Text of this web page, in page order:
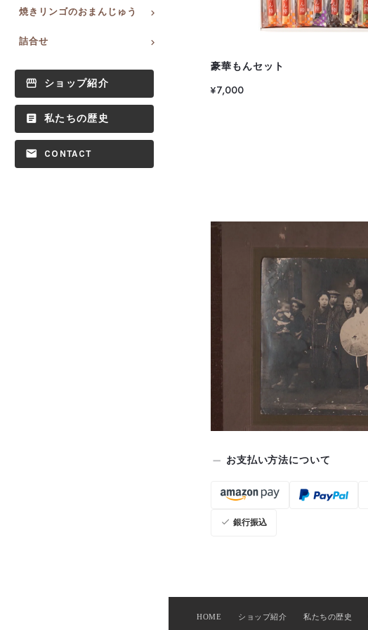
焼きリンゴのおまんじゅう
詰合せ
ショップ紹介
私たちの歴史
CONTACT
豪華もんセット
¥7,000
お支払い方法について
銀行振込
HOME ショップ紹介 私たちの歴史